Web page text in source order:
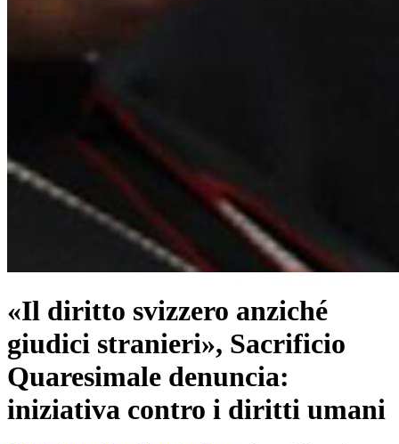
«Il diritto svizzero anziché
giudici stranieri», Sacrificio
Quaresimale denuncia:
iniziativa contro i diritti umani